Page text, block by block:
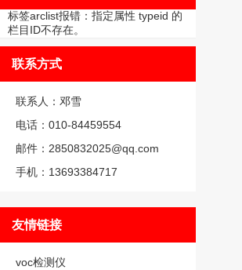
标签arclist报错：指定属性 typeid 的
栏目ID不存在。
联系方式
联系人：邓雪
电话：010-84459554
邮件：2850832025@qq.com
手机：13693384717
友情链接
voc检测仪